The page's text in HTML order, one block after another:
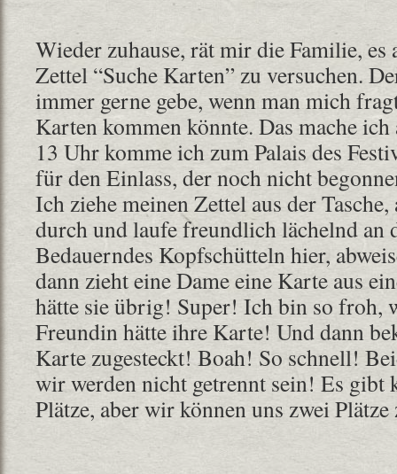
Wieder zuhause, rät mir die Familie, es
Zettel “Suche Karten” zu versuchen.
immer gerne gebe, wenn man mich
Karten kommen könnte. Das mache
13 Uhr komme ich zum Palais des
für den Einlass, der noch nicht
Ich ziehe meinen Zettel aus der
durch und laufe freundlich lächelnd an
Bedauerndes Kopfschütteln hier,
dann zieht eine Dame eine Karte aus
hätte sie übrig! Super! Ich bin so froh,
Freundin hätte ihre Karte! Und dann
Karte zugesteckt! Boah! So schnell!
wir werden nicht getrennt sein! Es gibt
Plätze, aber wir können uns zwei Plätze